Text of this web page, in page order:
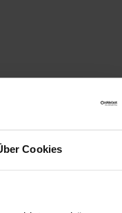
Cookies